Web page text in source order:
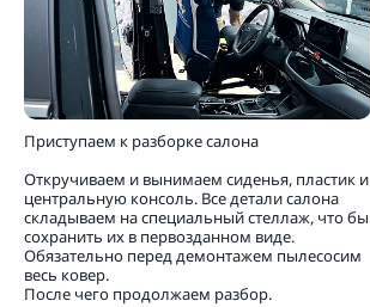
Приступаем к разборке салона
Откручиваем и вынимаем сиденья, пластик и
центральную консоль. Все детали салона
складываем на специальный стеллаж, что бы
сохранить их в первозданном виде.
Обязательно перед демонтажем пылесосим
весь ковер.
После чего продолжаем разбор.